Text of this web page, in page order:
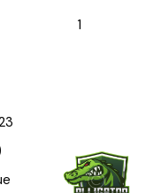
1